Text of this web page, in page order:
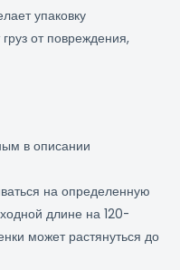
упаковку
от повреждения,
в описании
на определенную
длине на 120-
может растянуться до